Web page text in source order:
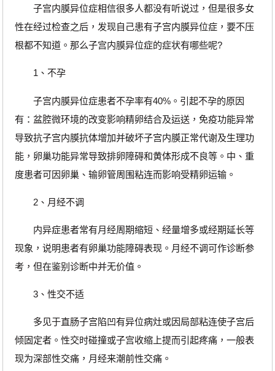
子宫内膜异位症相信很多人都没有听说过，但是很多女
性在经过检查之后，发现自己患有子宫内膜异位症，要不压
根都不知道。那么子宫内膜异位症的症状有哪些呢?
1、不孕
子宫内膜异位症患者不孕率有40%。引起不孕的原因
有：盆腔微环境的改变影响精卵结合及运送，免疫功能异常
导致抗子宫内膜抗体增加并破坏子宫内膜正常代谢及生理功
能，卵巢功能异常导致排卵障碍和黄体形成不良等。中、重
度患者可因卵巢、输卵管周围粘连而影响受精卵运输。
2、月经不调
内异症患者常有月经周期缩短、经量增多或经期延长等
现象，说明患者有卵巢功能障碍表现。月经不调可作诊断参
考，但在鉴别诊断中并无价值。
3、性交不适
多见于直肠子宫陷凹有异位病灶或因局部粘连使子宫后
倾固定者。性交时碰撞或子宫收缩上提而引起疼痛，一般表
现为深部性交痛，月经来潮前性交痛。